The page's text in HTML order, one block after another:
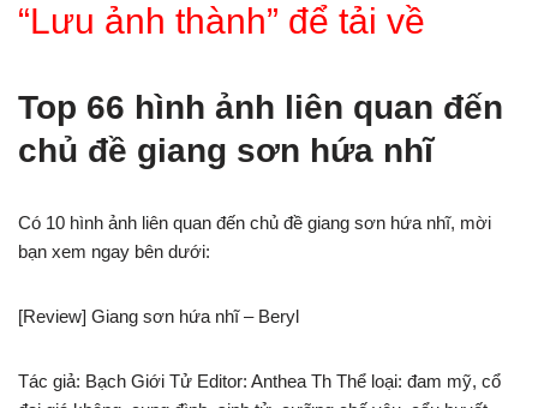
“Lưu ảnh thành” để tải về
Top 66 hình ảnh liên quan đến
chủ đề giang sơn hứa nhĩ
Có 10 hình ảnh liên quan đến chủ đề giang sơn hứa nhĩ, mời
bạn xem ngay bên dưới:
[Review] Giang sơn hứa nhĩ – Beryl
Tác giả: Bạch Giới Tử Editor: Anthea Th Thể loại: đam mỹ, cổ